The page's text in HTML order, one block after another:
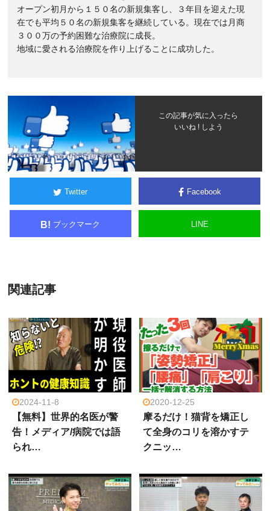
オープン初月から１５０名の新規集客し、３年目を迎えた現
在でも平均５０名の新規集客を継続している。現在では月商
３００万の予約困難な治療院に成長。
地域に愛される治療院を作り上げることに成功した。
この記事が気に入ったら
いいね ! しよう
Twitter Facebook
B! ブックマーク LINE
関連記事
2024-11-8
【無料】世界的名医が警
告！メディア/病院では語
られ…
2020-12-25
摩るだけ！猫背を矯正し
て全身のコリを溶かすテ
クニッ…